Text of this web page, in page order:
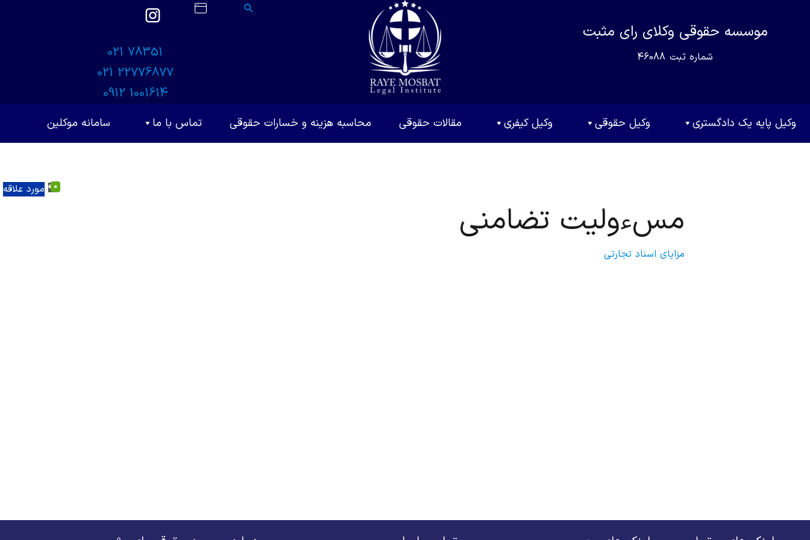
موسسه حقوقی وکلای رای مثبت
شماره ثبت
021 78351
021 22776877
0912 1001614
وکیل پایه یک دادگستری وکیل حقوقی وکیل کیفری مقالات حقوقی محاسبه هزینه و خسارات حقوقی تماس با ما سامانه موکلین
مورد علاقه 0
مسءولیت تضامنی
مزایای اسناد تجارتی